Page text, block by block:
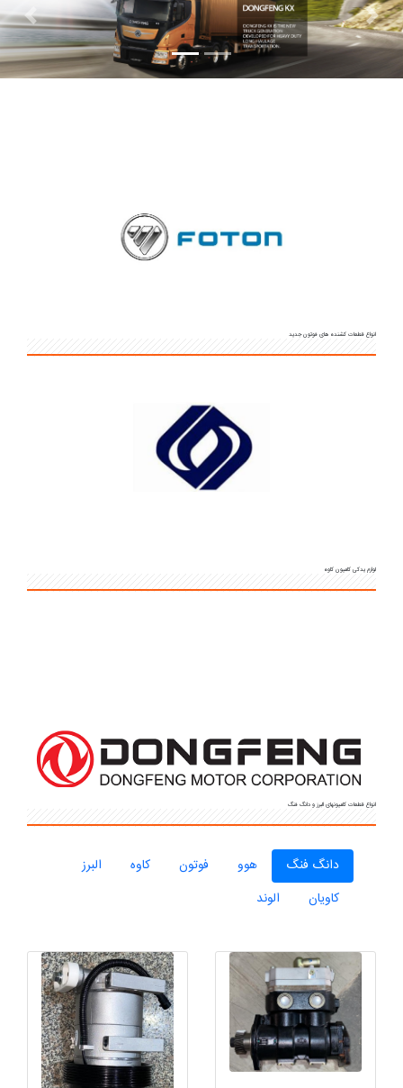
Previous Next
انواع قطعات کشنده های فوتون جدید
لوازم یدکی کامیون کاوه
انواع قطعات کامیونهای البرز و دانگ فنگ
دانگ فنگ هوو فوتون کاوه
البرز
کاویان
الوند